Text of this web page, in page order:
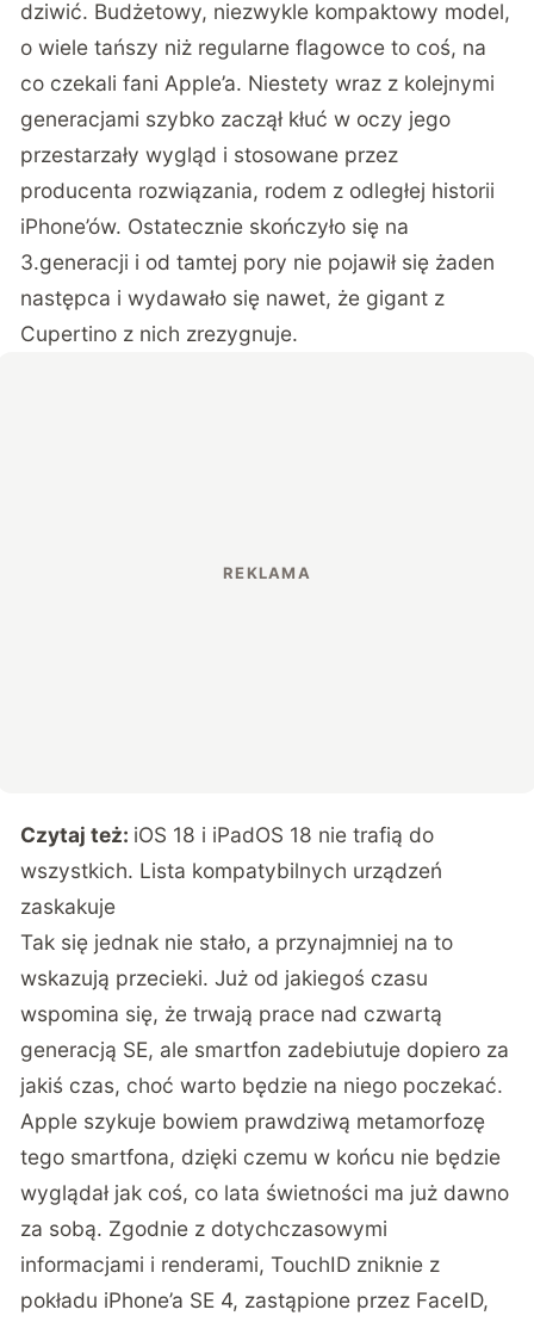
dziwić. Budżetowy, niezwykle kompaktowy model,
o wiele tańszy niż regularne flagowce to coś, na
co czekali fani Apple’a. Niestety wraz z kolejnymi
generacjami szybko zaczął kłuć w oczy jego
przestarzały wygląd i stosowane przez
producenta rozwiązania, rodem z odległej historii
iPhone’ów. Ostatecznie skończyło się na
3.generacji i od tamtej pory nie pojawił się żaden
następca i wydawało się nawet, że gigant z
Cupertino z nich zrezygnuje.
Czytaj też: iOS 18 i iPadOS 18 nie trafią do
wszystkich. Lista kompatybilnych urządzeń
zaskakuje
Tak się jednak nie stało, a przynajmniej na to
wskazują przecieki. Już od jakiegoś czasu
wspomina się, że trwają prace nad czwartą
generacją SE, ale smartfon zadebiutuje dopiero za
jakiś czas, choć warto będzie na niego poczekać.
Apple szykuje bowiem prawdziwą metamorfozę
tego smartfona, dzięki czemu w końcu nie będzie
wyglądał jak coś, co lata świetności ma już dawno
za sobą. Zgodnie z dotychczasowymi
informacjami i renderami, TouchID zniknie z
pokładu iPhone’a SE 4, zastąpione przez FaceID,